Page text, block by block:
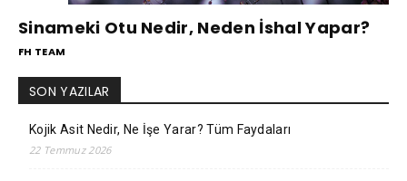
Sinameki Otu Nedir, Neden İshal Yapar?
FH TEAM
SON YAZILAR
Kojik Asit Nedir, Ne İşe Yarar? Tüm Faydaları
22 Temmuz 2026